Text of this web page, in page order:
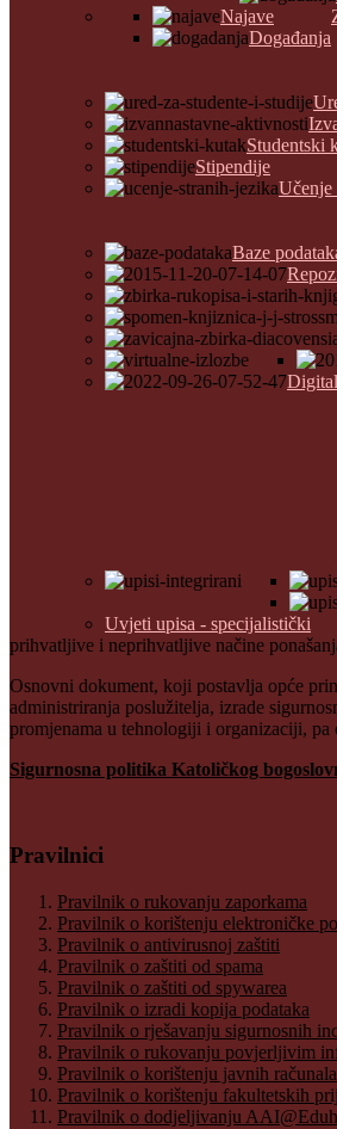
Najave
Događanja
Studentski
Stipendije
Učenje
Baze
Uvjeti upisa - specijalistički
prihvatljive i neprihvatljive načine
Osnovni dokument, koji postavlja opće
administriranja poslužitelja, izrade
promjenama u tehnologiji i organizaciji,
Sigurnosna politika Katoličkog
Pravilnici
Pravilnik o rukovanju zaporkama
Pravilnik o korištenju elektroničke
Pravilnik o antivirusnoj zaštiti
Pravilnik o zaštiti od spama
Pravilnik o zaštiti od spywarea
Pravilnik o izradi kopija podataka
Pravilnik o rješavanju sigurnosnih
Pravilnik o rukovanju povjerljivim
Pravilnik o korištenju javnih računala
Pravilnik o korištenju fakultetskih
Pravilnik o dodjeljivanju